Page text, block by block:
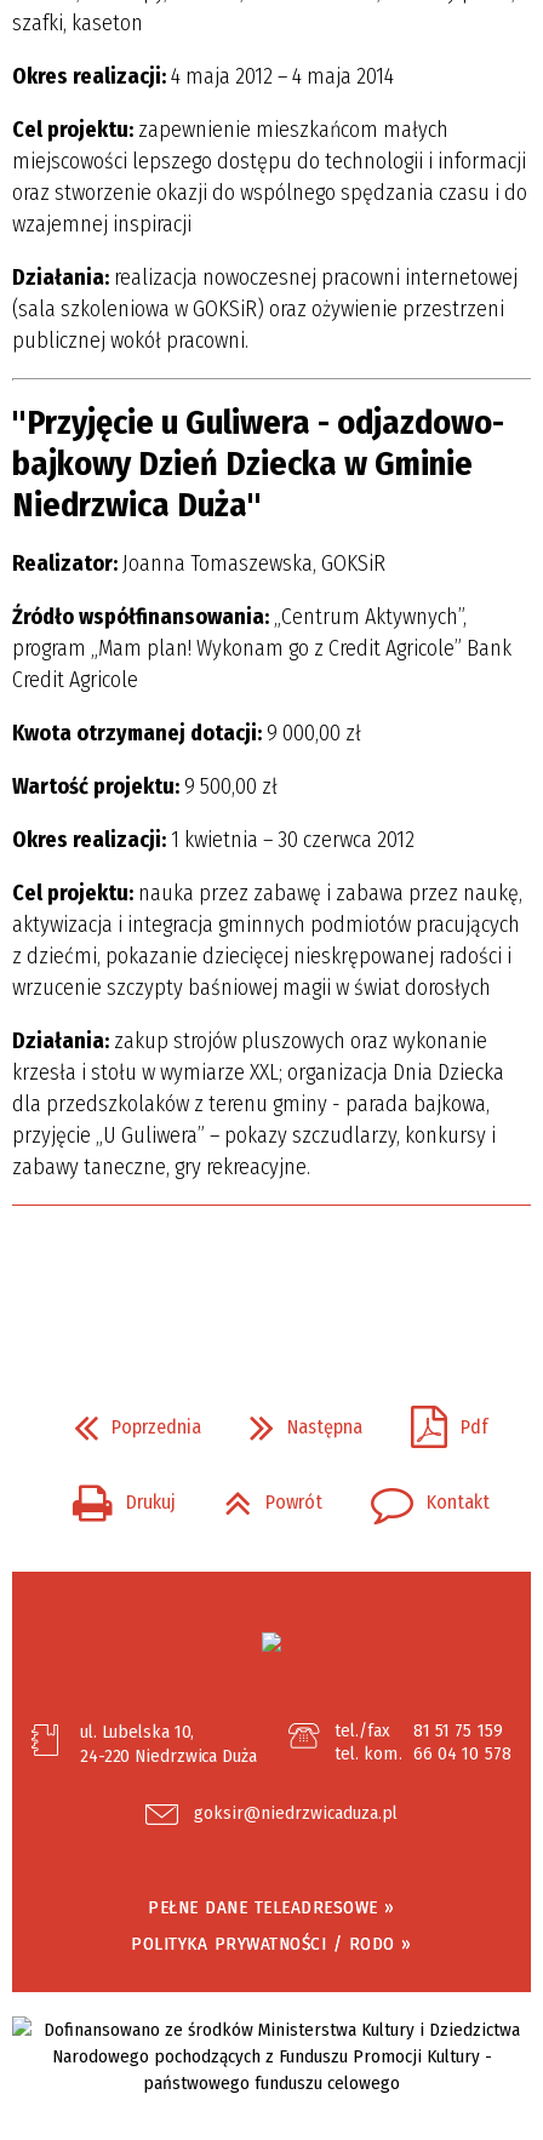
szafki, kaseton
Okres realizacji:4 maja 2012 – 4 maja 2014
Cel projektu: zapewnienie mieszkańcom małych
miejscowości lepszego dostępu do technologii i informacji
oraz stworzenie okazji do wspólnego spędzania czasu i do
wzajemnej inspiracji
Działania: realizacja nowoczesnej pracowni internetowej
(sala szkoleniowa w GOKSiR) oraz ożywienie przestrzeni
publicznej wokół pracowni.
"Przyjęcie u Guliwera - odjazdowo-
bajkowy Dzień Dziecka w Gminie
Niedrzwica Duża"
Realizator: Joanna Tomaszewska, GOKSiR
Źródło współfinansowania: „Centrum Aktywnych”,
program „Mam plan! Wykonam go z Credit Agricole” Bank
Credit Agricole
Kwota otrzymanej dotacji: 9 000,00 zł
Wartość projektu: 9 500,00 zł
Okres realizacji: 1 kwietnia – 30 czerwca 2012
Cel projektu: nauka przez zabawę i zabawa przez naukę,
aktywizacja i integracja gminnych podmiotów pracujących
z dziećmi, pokazanie dziecięcej nieskrępowanej radości i
wrzucenie szczypty baśniowej magii w świat dorosłych
Działania: zakup strojów pluszowych oraz wykonanie
krzesła i stołu w wymiarze XXL; organizacja Dnia Dziecka
dla przedszkolaków z terenu gminy - parada bajkowa,
przyjęcie „U Guliwera” – pokazy szczudlarzy, konkursy i
zabawy taneczne, gry rekreacyjne.
Poprzednia Następna Pdf
Drukuj Powrót Kontakt
ul. Lubelska 10,
24-220 Niedrzwica Duża
tel./fax
81 51 75 159
tel. kom. 66 04 10 578
goksir@niedrzwicaduza.pl
PEŁNE DANE TELEADRESOWE »
POLITYKA PRYWATNOŚCI / RODO »